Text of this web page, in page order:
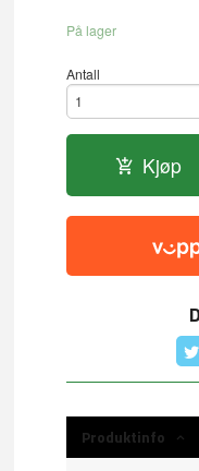
På lager
Antall
Kjøp
Produktinfo